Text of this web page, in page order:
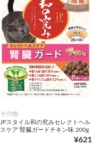
その他
JPスタイル和の究みセレクトヘル
スケア 腎臓ガードチキン味 200g
¥621